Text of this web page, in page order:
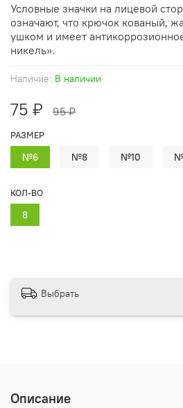
Наличие: В наличии
75 ₽ 95 ₽
РАЗМЕР
№6 №8 №10
КОЛ-ВО
8
Условные значки на лицевой
означают, что крючок кованый,
ушком и имеет
никель».
Выбрать
Описание